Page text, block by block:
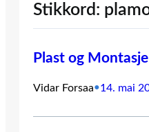
Stikkord:
Plast og
Vidar Forsaa•14. mai